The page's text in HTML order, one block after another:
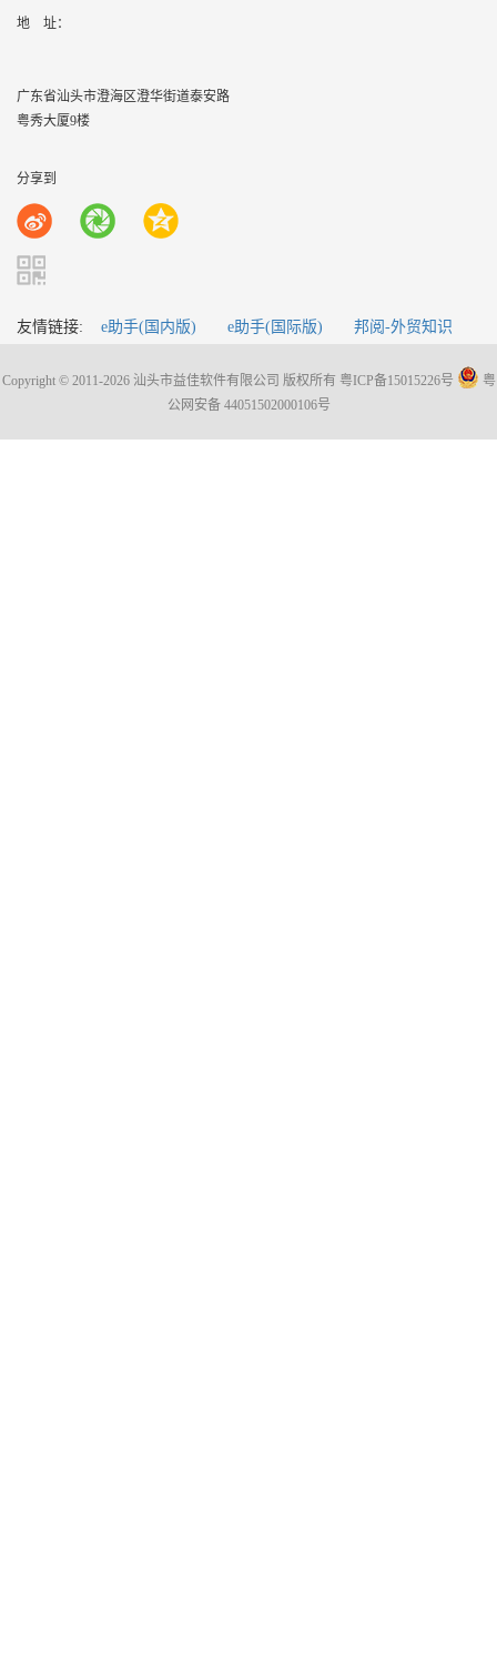
地    址：
广东省汕头市澄海区澄华街道泰安路
粤秀大厦9楼
分享到
友情链接: e助手(国内版) e助手(国际版) 邦阅-外贸知识
Copyright © 2011-2026 汕头市益佳软件有限公司 版权所有 粤ICP备15015226号
粤
公网安备 44051502000106号